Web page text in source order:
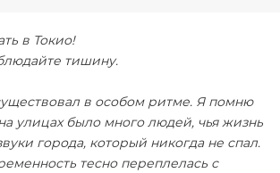
в Токио!
тишину.
в особом ритме. Я помню
улицах было много людей, чья жизнь
города, который никогда не спал.
тесно переплелась с